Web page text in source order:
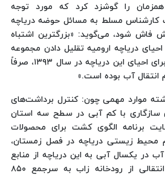
را گوشزد کرد که مورد توجه
کارشناس مسلط به مسائل حوضه دریاچه
فاش شود، می‌گوید: «بزرگترین اشتباه
دریاچه ارومیه تقلیل دادن مجموعه
راهکارهای ۲۶گانه مصوب برای احیای این دریاچه در سال ۱۳۹۳، صرفاً
آب بوده است.»
موارد مهمی چون: کنترل برداشت‌های
سازگاری با کم آبی در سطح سه استان
برنامه الگوی کشت برای محصولات
زیستی دریاچه در فصل زمستان،
در یکسال آبی به این دریاچه از منابع
آبی حوضه آبریز و آب انتقالی از رودخانه زاب به سرجمع ۸۵۰